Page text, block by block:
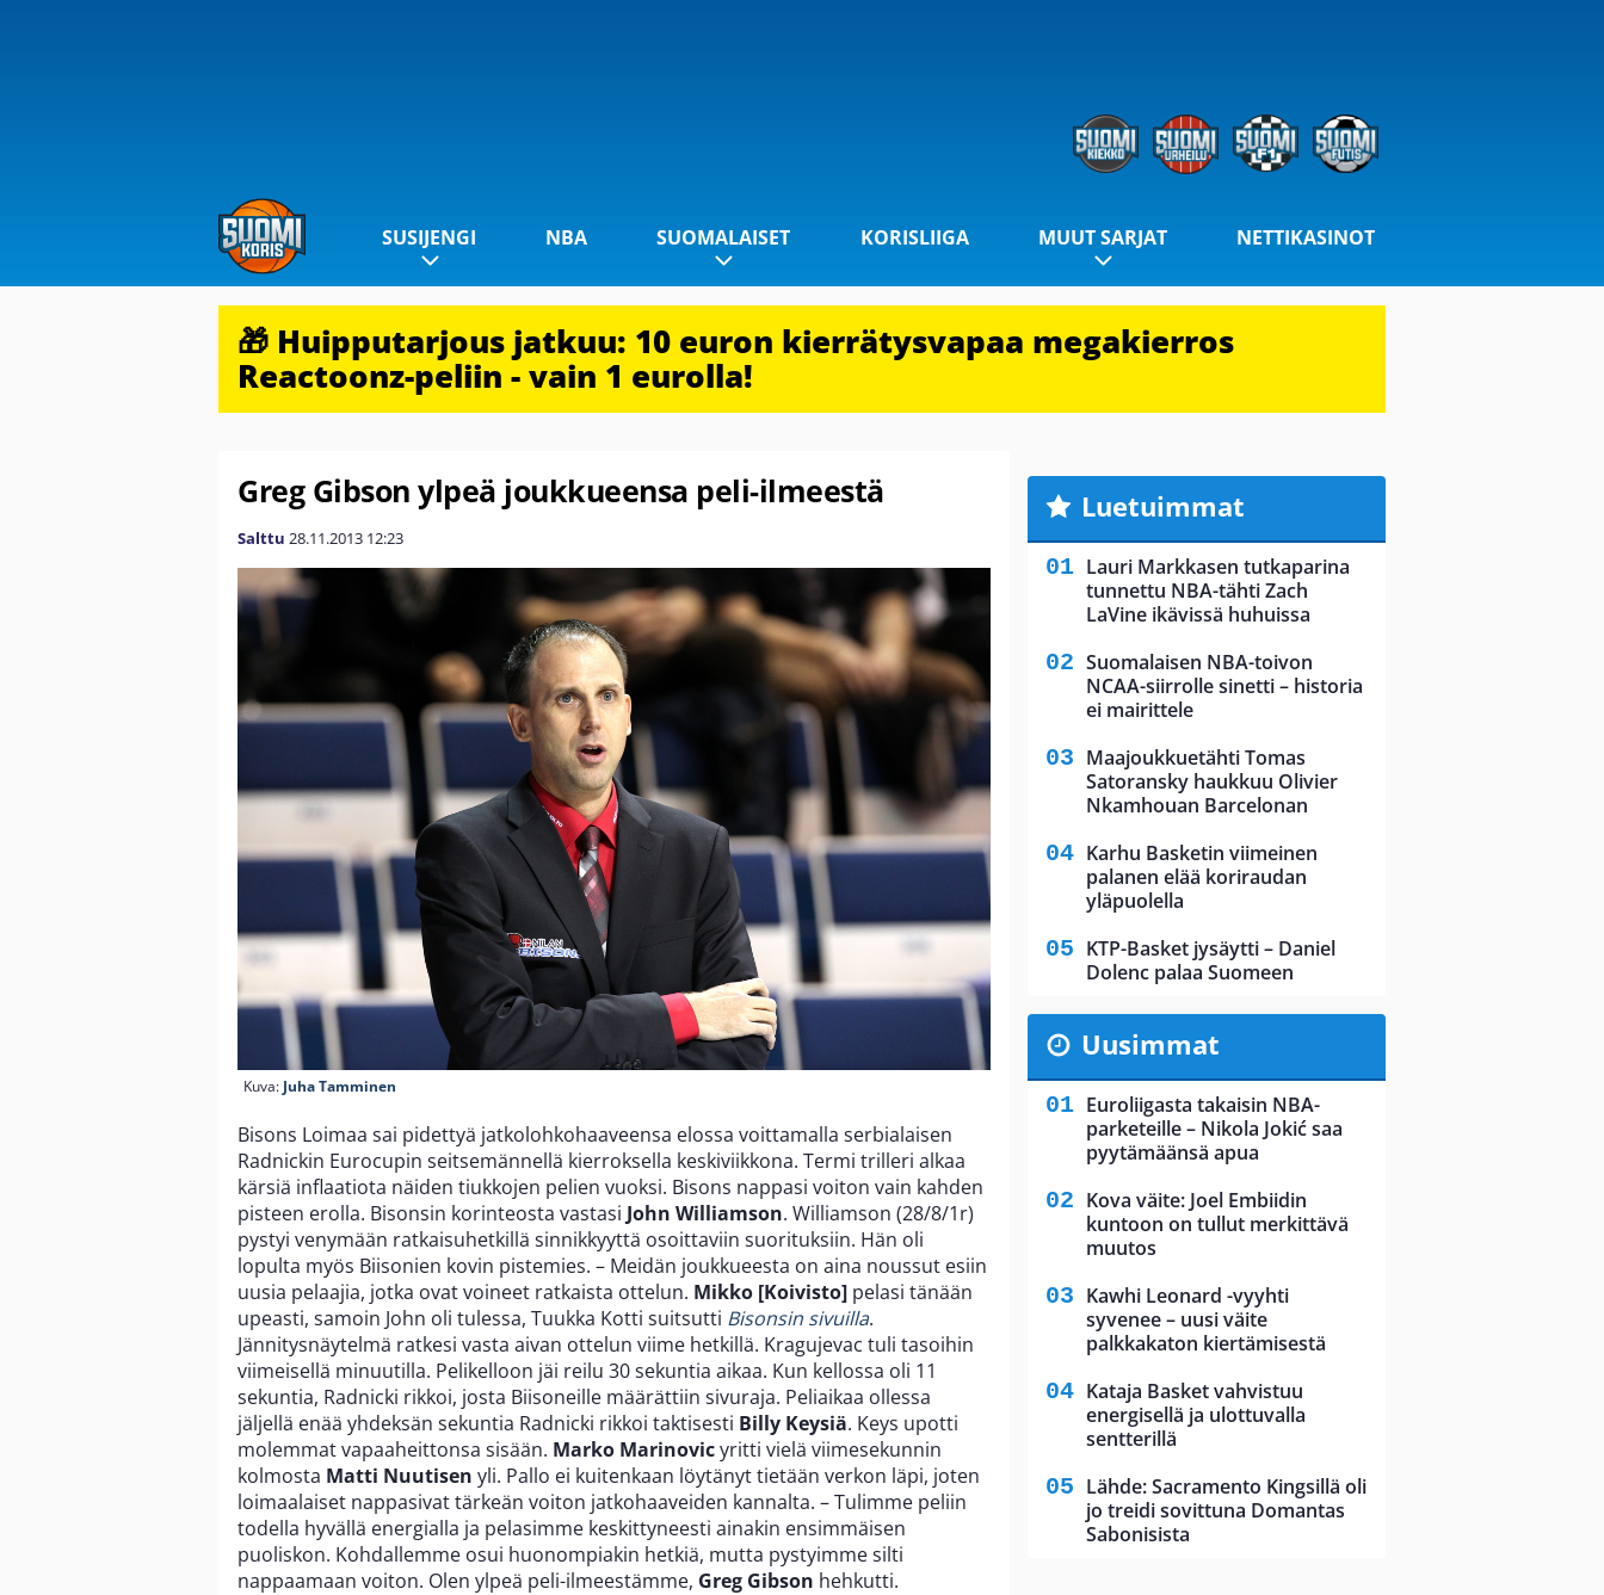
SUSIJENGI NBA SUOMALAISET KORISLIIGA MUUT SARJAT NETTIKASINOT
🎁 Huipputarjous jatkuu: 10 euron kierrätysvapaa megakierros
Reactoonz-peliin - vain 1 eurolla!
Greg Gibson ylpeä joukkueensa peli-ilmeestä
Salttu 28.11.2013 12:23
Kuva: Juha Tamminen
Bisons Loimaa sai pidettyä jatkolohkohaaveensa elossa voittamalla serbialaisen
Radnickin Eurocupin seitsemännellä kierroksella keskiviikkona. Termi trilleri alkaa
kärsiä inflaatiota näiden tiukkojen pelien vuoksi. Bisons nappasi voiton vain kahden
pisteen erolla. Bisonsin korinteosta vastasi John Williamson. Williamson (28/8/1r)
pystyi venymään ratkaisuhetkillä sinnikkyyttä osoittaviin suorituksiin. Hän oli
lopulta myös Biisonien kovin pistemies. – Meidän joukkueesta on aina noussut esiin
uusia pelaajia, jotka ovat voineet ratkaista ottelun. Mikko [Koivisto] pelasi tänään
upeasti, samoin John oli tulessa, Tuukka Kotti suitsutti Bisonsin sivuilla.
Jännitysnäytelmä ratkesi vasta aivan ottelun viime hetkillä. Kragujevac tuli tasoihin
viimeisellä minuutilla. Pelikelloon jäi reilu 30 sekuntia aikaa. Kun kellossa oli 11
sekuntia, Radnicki rikkoi, josta Biisoneille määrättiin sivuraja. Peliaikaa ollessa
jäljellä enää yhdeksän sekuntia Radnicki rikkoi taktisesti Billy Keysiä. Keys upotti
molemmat vapaaheittonsa sisään. Marko Marinovicyritti vielä viimesekunnin
kolmosta Matti Nuutisen yli. Pallo ei kuitenkaan löytänyt tietään verkon läpi, joten
loimaalaiset nappasivat tärkeän voiton jatkohaaveiden kannalta. – Tulimme peliin
todella hyvällä energialla ja pelasimme keskittyneesti ainakin ensimmäisen
puoliskon. Kohdallemme osui huonompiakin hetkiä, mutta pystyimme silti
nappaamaan voiton. Olen ylpeä peli-ilmeestämme, Greg Gibson hehkutti.
Luetuimmat
Lauri Markkasen tutkaparina
tunnettu NBA-tähti Zach
LaVine ikävissä huhuissa
Suomalaisen NBA-toivon
NCAA-siirrolle sinetti – historia
ei mairittele
Maajoukkuetähti Tomas
Satoransky haukkuu Olivier
Nkamhouan Barcelonan
Karhu Basketin viimeinen
palanen elää koriraudan
yläpuolella
KTP-Basket jysäytti – Daniel
Dolenc palaa Suomeen
Uusimmat
Euroliigasta takaisin NBA-
parketeille – Nikola Jokić saa
pyytämäänsä apua
Kova väite: Joel Embiidin
kuntoon on tullut merkittävä
muutos
Kawhi Leonard -vyyhti
syvenee – uusi väite
palkkakaton kiertämisestä
Kataja Basket vahvistuu
energisellä ja ulottuvalla
sentterillä
Lähde: Sacramento Kingsillä oli
jo treidi sovittuna Domantas
Sabonisista